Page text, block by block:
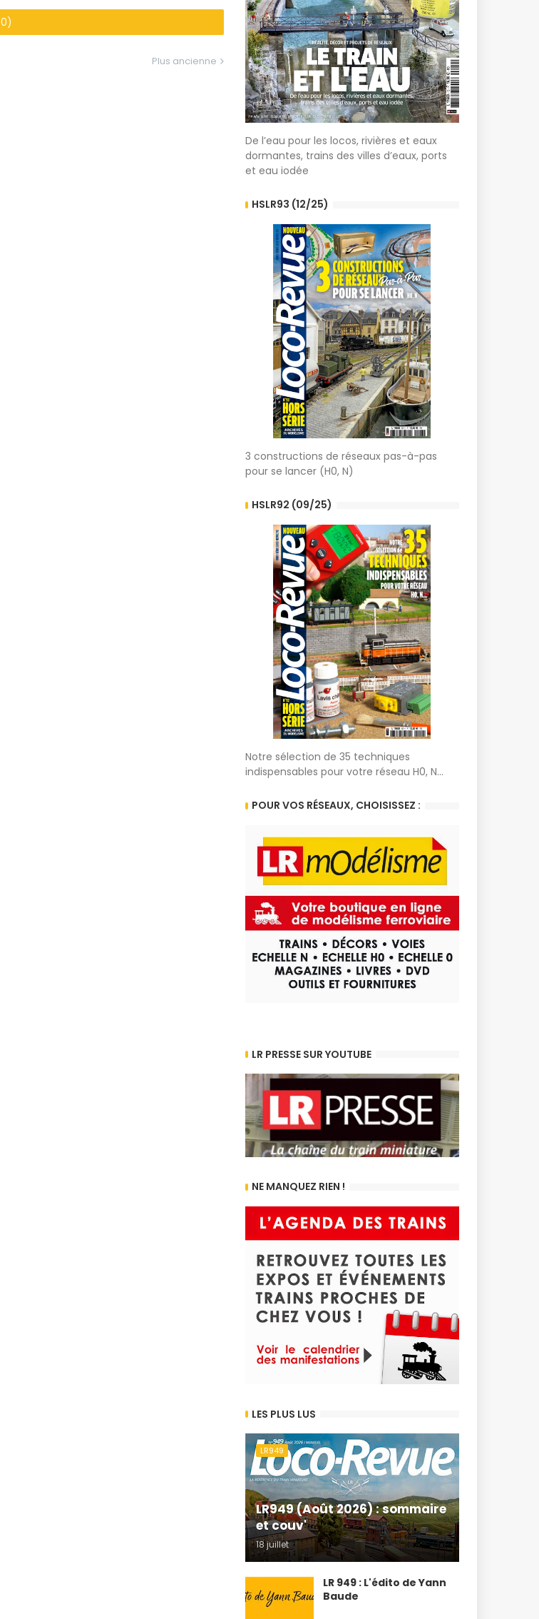
Plus ancienne
De l’eau pour les locos, rivières et eaux
dormantes, trains des villes d’eaux, ports
et eau iodée
HSLR93 (12/25)
3 constructions de réseaux pas-à-pas
pour se lancer (H0, N)
HSLR92 (09/25)
Notre sélection de 35 techniques
indispensables pour votre réseau H0, N...
POUR VOS RÉSEAUX, CHOISISSEZ :
LR PRESSE SUR YOUTUBE
NE MANQUEZ RIEN !
LES PLUS LUS
LR949
LR949 (Août 2026) : sommaire
et couv'
18 juillet
LR 949 : L'édito de Yann
Baude